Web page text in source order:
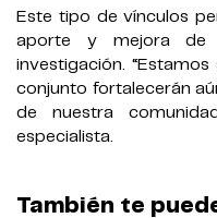
Este tipo de vínculos
aporte y mejora de
investigación.
conjunto fortalecerán
de nuestra
especialista.
También te